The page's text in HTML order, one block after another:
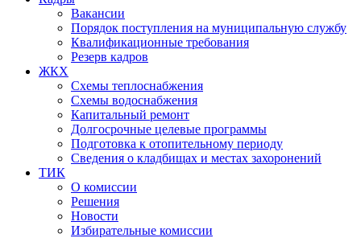
Вакансии
Порядок поступления на муниципальную службу
Квалификационные требования
Резерв кадров
ЖКХ
Схемы теплоснабжения
Схемы водоснабжения
Капитальный ремонт
Долгосрочные целевые программы
Подготовка к отопительному периоду
Сведения о кладбищах и местах захоронений
ТИК
О комиссии
Решения
Новости
Избирательные комиссии